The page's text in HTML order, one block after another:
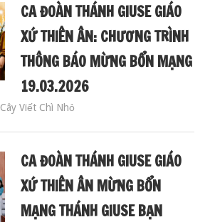
CA ĐOÀN THÁNH GIUSE GIÁO
XỨ THIÊN ÂN: CHƯƠNG TRÌNH
THÔNG BÁO MỪNG BỔN MẠNG
19.03.2026
Cây Viết Chì Nhỏ
CA ĐOÀN THÁNH GIUSE GIÁO
XỨ THIÊN ÂN MỪNG BỔN
MẠNG THÁNH GIUSE BẠN